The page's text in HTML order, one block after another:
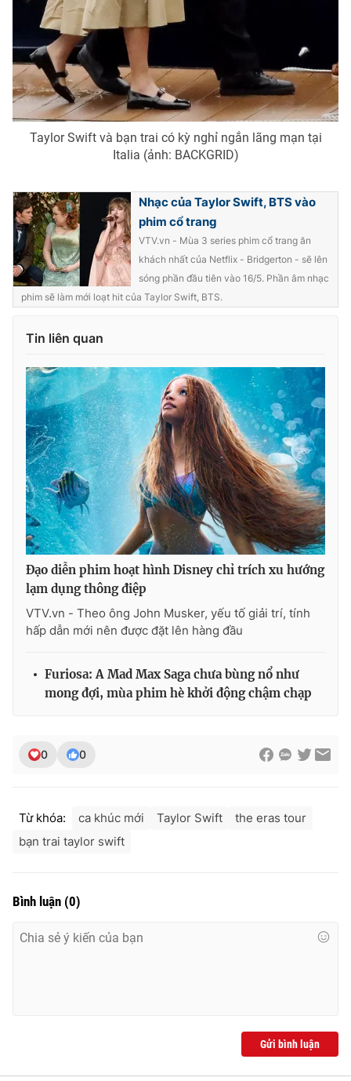
Taylor Swift và bạn trai có kỳ nghỉ ngắn lãng mạn tại
Italia (ảnh: BACKGRID)
Nhạc của Taylor Swift, BTS vào
phim cổ trang
VTV.vn - Mùa 3 series phim cổ trang ăn
khách nhất của Netflix - Bridgerton - sẽ lên
sóng phần đầu tiên vào 16/5. Phần âm nhạc
phim sẽ làm mới loạt hit của Taylor Swift, BTS.
Tin liên quan
Đạo diễn phim hoạt hình Disney chỉ trích xu hướng
lạm dụng thông điệp
VTV.vn - Theo ông John Musker, yếu tố giải trí, tính
hấp dẫn mới nên được đặt lên hàng đầu
Furiosa: A Mad Max Saga chưa bùng nổ như
mong đợi, mùa phim hè khởi động chậm chạp
0 0
Từ khóa: ca khúc mới Taylor Swift
the eras tour
bạn trai taylor swift
Bình luận (0)
Gửi bình luận